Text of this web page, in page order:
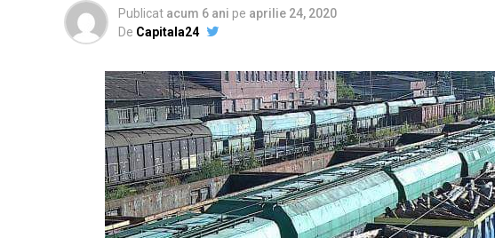
Publicat acum 6 ani pe aprilie 24, 2020
De Capitala24